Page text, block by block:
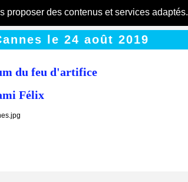
proposer des contenus et services adaptés.
le 24 août 2019
du feu d'artifice
Félix